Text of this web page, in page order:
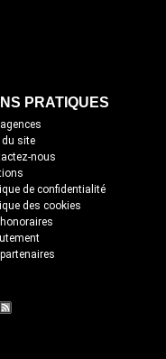
PRATIQUES
du site
nous
de confidentialité
des cookies